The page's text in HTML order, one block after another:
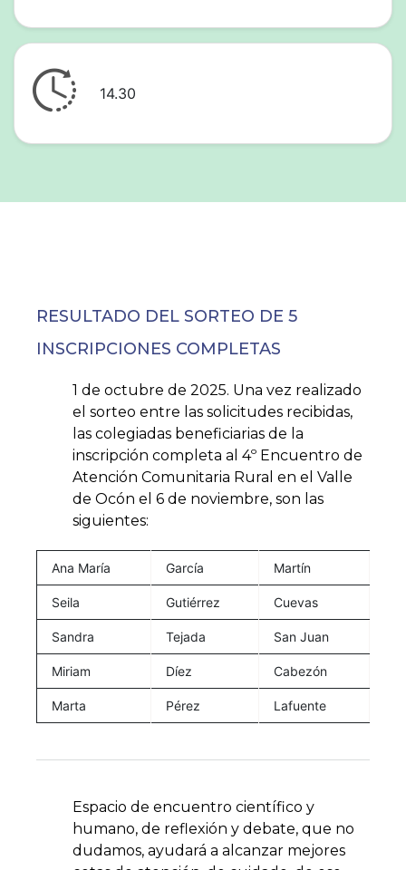
14.30
RESULTADO DEL SORTEO DE 5
INSCRIPCIONES COMPLETAS
1 de octubre de 2025. Una vez realizado
el sorteo entre las solicitudes recibidas,
las colegiadas beneficiarias de la
inscripción completa al 4º Encuentro de
Atención Comunitaria Rural en el Valle
de Ocón el 6 de noviembre, son las
siguientes:
Ana María García Martín
Seila Gutiérrez Cuevas
Sandra Tejada San Juan
Miriam Díez Cabezón
Marta Pérez Lafuente
Espacio de encuentro científico y
humano, de reflexión y debate, que no
dudamos, ayudará a alcanzar mejores